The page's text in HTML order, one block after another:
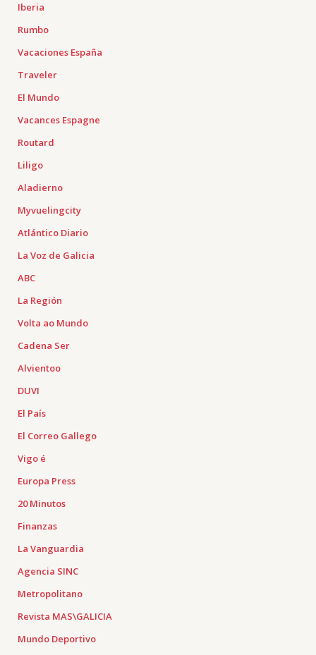
Iberia
Rumbo
Vacaciones España
Traveler
El Mundo
Vacances Espagne
Routard
Liligo
Aladierno
Myvuelingcity
Atlántico Diario
La Voz de Galicia
ABC
La Región
Volta ao Mundo
Cadena Ser
Alvientoo
DUVI
El País
El Correo Gallego
Vigo é
Europa Press
20 Minutos
Finanzas
La Vanguardia
Agencia SINC
Metropolitano
Revista MAS\GALICIA
Mundo Deportivo